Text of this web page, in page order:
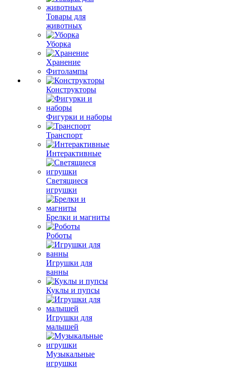
Товары для
животных
Уборка
Хранение
Фитолампы
Конструкторы
Фигурки и наборы
Транспорт
Интерактивные
Светящиеся
игрушки
Брелки и магниты
Роботы
Игрушки для
ванны
Куклы и пупсы
Игрушки для
малышей
Музыкальные
игрушки